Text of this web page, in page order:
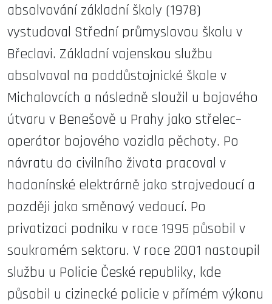
absolvování základní školy (1978)
vystudoval Střední průmyslovou školu v
Břeclavi. Základní vojenskou službu
absolvoval na poddůstojnické škole v
Michalovcích a následně sloužil u bojového
útvaru v Benešově u Prahy jako střelec–
operátor bojového vozidla pěchoty. Po
návratu do civilního života pracoval v
hodonínské elektrárně jako strojvedoucí a
později jako směnový vedoucí. Po
privatizaci podniku v roce 1995 působil v
soukromém sektoru. V roce 2001 nastoupil
službu u Policie České republiky, kde
působil u cizinecké policie v přímém výkonu